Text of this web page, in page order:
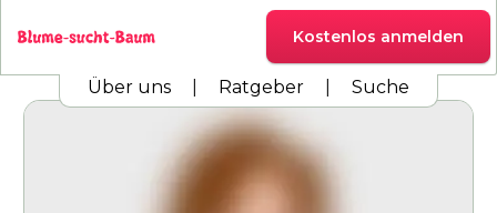
Kostenlos anmelden
Über uns Ratgeber Suche